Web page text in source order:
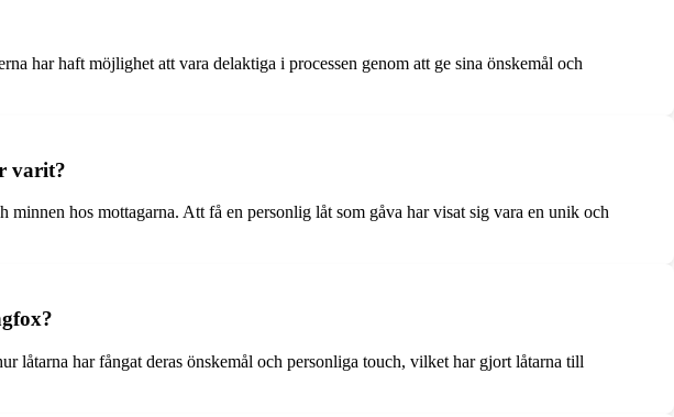
har haft möjlighet att vara delaktiga i processen genom att ge sina önskemål och
varit?
hos mottagarna. Att få en personlig låt som gåva har visat sig vara en unik och
låtarna har fångat deras önskemål och personliga touch, vilket har gjort låtarna till